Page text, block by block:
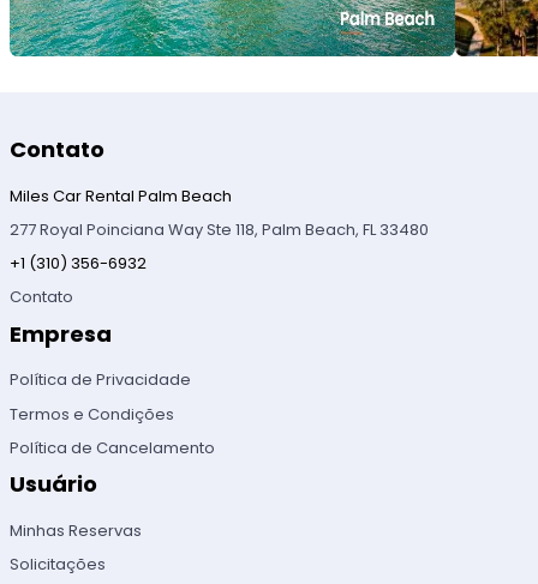
Contato
Miles Car Rental Palm Beach
277 Royal Poinciana Way Ste 118, Palm Beach, FL 33480
+1 (310) 356-6932
Contato
Empresa
Política de Privacidade
Termos e Condições
Política de Cancelamento
Usuário
Minhas Reservas
Solicitações